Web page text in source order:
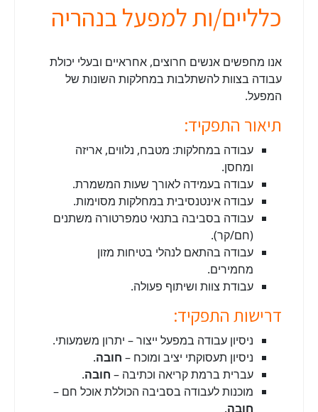
כלליים/ות למפעל בנהריה
אנו מחפשים אנשים חרוצים, אחראיים ובעלי יכולת
עבודה בצוות להשתלבות במחלקות השונות של
המפעל.
תיאור התפקיד:
עבודה במחלקות: מטבח, נלווים, אריזה
ומחסן.
עבודה בעמידה לאורך שעות המשמרת.
עבודה אינטנסיבית במחלקות מסוימות.
עבודה בסביבה בתנאי טמפרטורה משתנים
(חם/קר).
עבודה בהתאם לנהלי בטיחות מזון
מחמירים.
עבודת צוות ושיתוף פעולה.
דרישות התפקיד:
ניסיון עבודה במפעל ייצור – יתרון משמעותי.
ניסיון תעסוקתי יציב ומוכח – חובה.
עברית ברמת קריאה וכתיבה – חובה.
מוכנות לעבודה בסביבה הכוללת אוכל חם –
חובה.